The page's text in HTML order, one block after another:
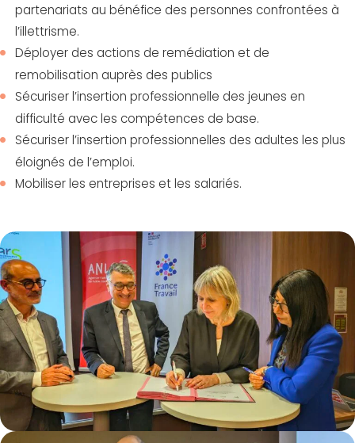
partenariats au bénéfice des personnes confrontées à
l’illettrisme.
Déployer des actions de remédiation et de
remobilisation auprès des publics
Sécuriser l’insertion professionnelle des jeunes en
difficulté avec les compétences de base.
Sécuriser l’insertion professionnelles des adultes les plus
éloignés de l’emploi.
Mobiliser les entreprises et les salariés.